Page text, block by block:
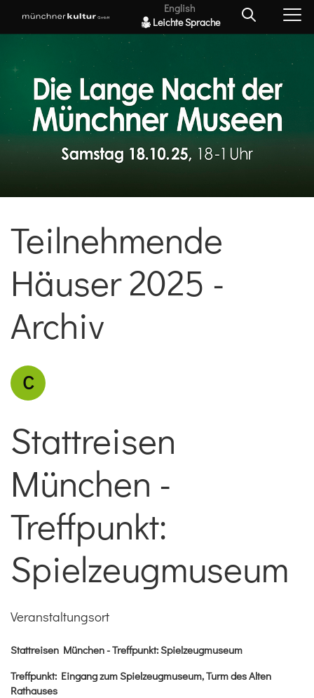
English
Leichte Sprache
Teilnehmende
Häuser 2025 -
Archiv
C
Stattreisen
München -
Treffpunkt:
Spielzeugmuseum
Veranstaltungsort
Stattreisen München - Treffpunkt: Spielzeugmuseum
Treffpunkt: Eingang zum Spielzeugmuseum, Turm des Alten
Rathauses